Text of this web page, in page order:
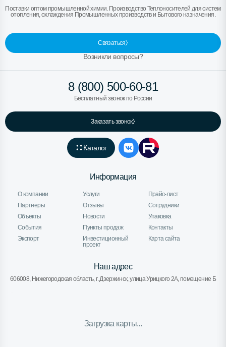
Поставки оптом промышленной химии. Производство Теплоносителей для систем
отопления, охлаждения Промышленных производств и Бытового назначения.
Связаться
Возникли вопросы?
8 (800) 500-60-81
Бесплатный звонок по России
Заказать звонок
Каталог
Информация
О компании Услуги
Прайс-лист
Партнеры
Отзывы
Сотрудники
Объекты
Новости
Упаковка
События
Пункты продаж
Контакты
Экспорт
Инвестиционный
проект
Карта сайта
Наш адрес
606008, Нижегородская область, г. Дзержинск, улица Урицкого 2А, помещение Б
Загрузка карты...